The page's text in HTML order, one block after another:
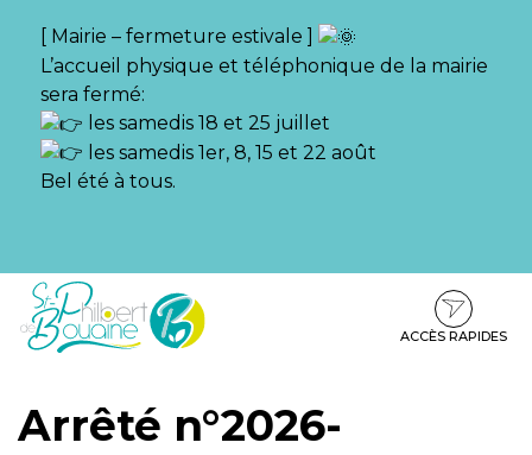
[ Mairie – fermeture estivale ]
L’accueil physique et téléphonique de la mairie
sera fermé:
les samedis 18 et 25 juillet
les samedis 1er, 8, 15 et 22 août
Bel été à tous.
Aller
Aller
contenu
Aller
pied
ACCÈS RAPIDES
Arrêté n°2026-